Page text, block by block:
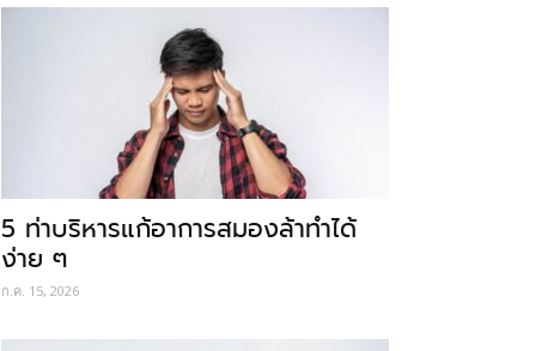
5 ท่าบริหารแก้อาการสมองล้าทำได้
ง่าย ๆ
ก.ค. 15, 2026